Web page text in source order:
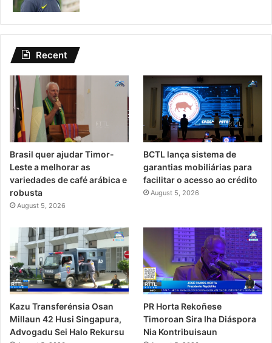
Recent
Brasil quer ajudar Timor-
Leste a melhorar as
variedades de café arábica e
robusta
August 5, 2026
BCTL lança sistema de
garantias mobiliárias para
facilitar o acesso ao crédito
August 5, 2026
Kazu Transferénsia Osan
Millaun 42 Husi Singapura,
Advogadu Sei Halo Rekursu
PR Horta Rekoñese
Timoroan Sira Iha Diáspora
Nia Kontribuisaun